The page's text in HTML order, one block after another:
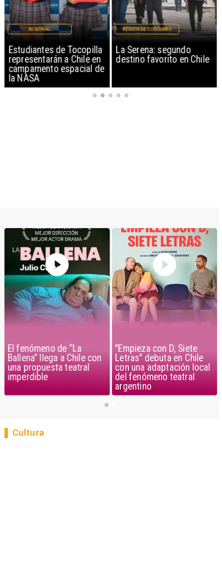
Estudiantes de Tocopilla
representarán a Chile en
campamento espacial de
la NASA
REGIONAL
La Serena: segundo
destino favorito en Chile
REGIÓN DE COQUIMBO
El fenómeno de “La
Ballena” llega a Chile con
una propuesta teatral
imperdible
"Empieza con D, Siete
Letras" debuta en Chile
con una adaptación local
del fenómeno teatral
argentino
Cultura